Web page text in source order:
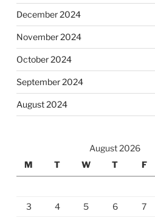
December 2024
November 2024
October 2024
September 2024
August 2024
August 2026
M
T W T F
3
4 5 6 7